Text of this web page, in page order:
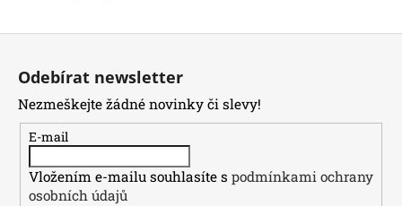
Odebírat newsletter
Nezmeškejte žádné novinky či slevy!
E-mail
Vložením e-mailu souhlasíte s podmínkami ochrany
osobních údajů